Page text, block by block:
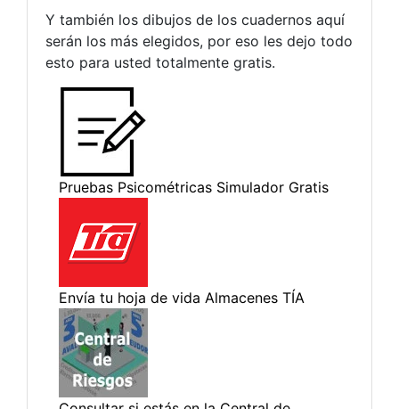
Y también los dibujos de los cuadernos aquí
serán los más elegidos, por eso les dejo todo
esto para usted totalmente gratis.